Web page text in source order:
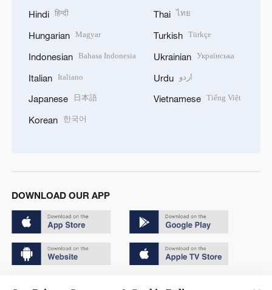
Hindi हिन्दी
Hungarian Magyar
Indonesian Bahasa Indonesia
Italian Italiano
Japanese 日本語
Korean 한국어
Thai ไทย
Turkish Türkçe
Ukrainian Українська
Urdu اردو
Vietnamese Tiếng Việt
DOWNLOAD OUR APP